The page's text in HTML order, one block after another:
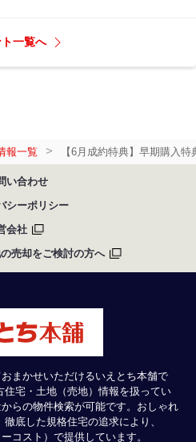
一覧へ
報一覧 【6月成約特典】早期購入
い合わせ
シーポリシー
会社
売却をご検討の方へ
まかせいただけるいえとち本舗で
宅・土地（売地）情報を扱ってい
らの物件検索が可能です。おしゃれ
底した規格住宅の追求により、
コスト）で提供しています。